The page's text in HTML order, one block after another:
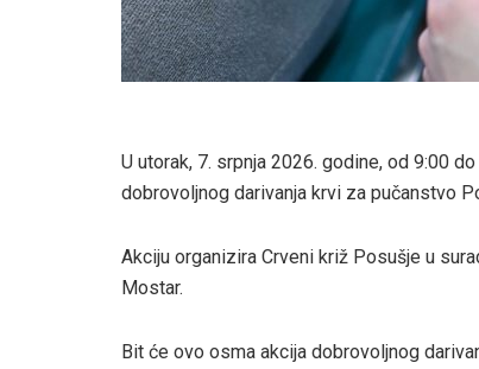
U utorak, 7. srpnja 2026. godine, od 9:00
dobrovoljnog darivanja krvi za pučanstvo
Akciju organizira Crveni križ Posušje u
Mostar.
Bit će ovo osma akcija dobrovoljnog